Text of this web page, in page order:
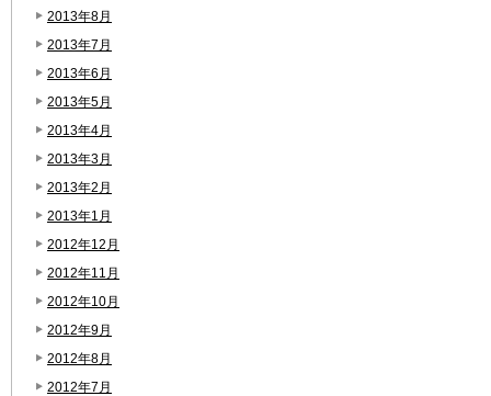
2013年8月
2013年7月
2013年6月
2013年5月
2013年4月
2013年3月
2013年2月
2013年1月
2012年12月
2012年11月
2012年10月
2012年9月
2012年8月
2012年7月